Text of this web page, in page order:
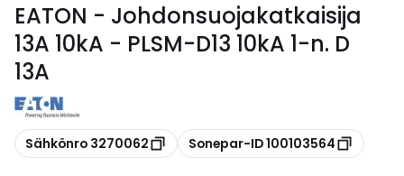
EATON - Johdonsuojakatkaisija
13A 10kA - PLSM-D13 10kA 1-n. D
13A
Kopioi
Sähkönro 3270062 Kopioi
Sonepar-ID 100103564